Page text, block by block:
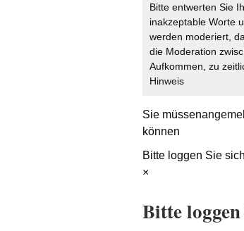
Bitte entwerten Sie
inakzeptable Worte
werden moderiert,
die Moderation
Aufkommen, zu
Hinweis
Sie müssen
können
Bitte loggen Sie
×
Bitte